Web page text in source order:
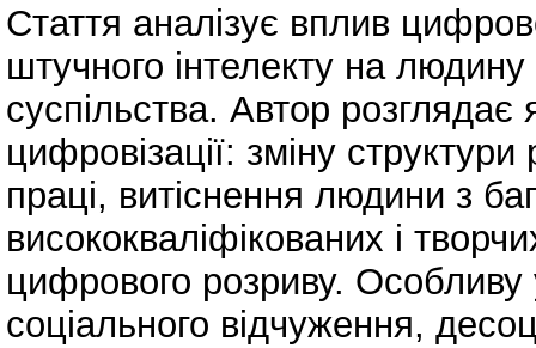
Стаття аналізує вплив
штучного інтелекту на
суспільства. Автор розглядає
цифровізації: зміну
праці, витіснення людини з
висококваліфікованих і
цифрового розриву. Особливу
соціального відчуження,